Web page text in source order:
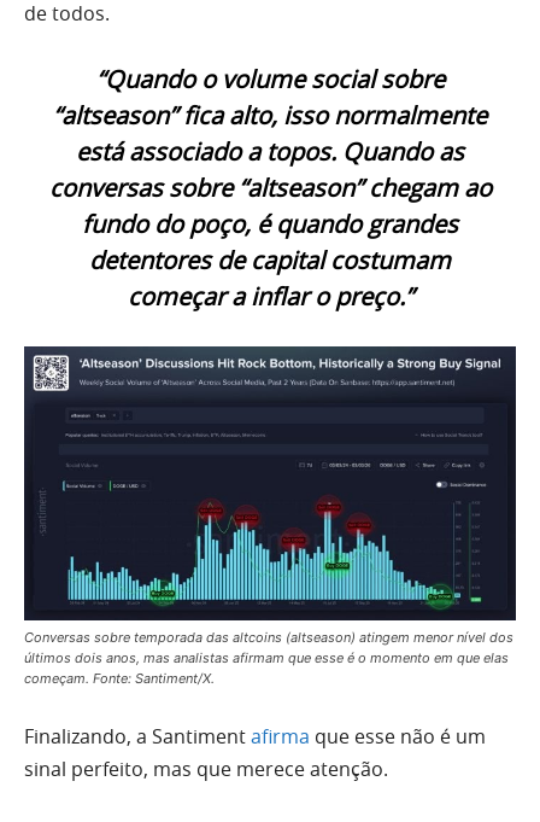
de todos.
“Quando o volume social sobre
“altseason” fica alto, isso normalmente
está associado a topos. Quando as
conversas sobre “altseason” chegam ao
fundo do poço, é quando grandes
detentores de capital costumam
começar a inflar o preço.”
Conversas sobre temporada das altcoins (altseason) atingem menor nível dos
últimos dois anos, mas analistas afirmam que esse é o momento em que elas
começam. Fonte: Santiment/X.
Finalizando, a Santimentafirma que esse não é um
sinal perfeito, mas que merece atenção.